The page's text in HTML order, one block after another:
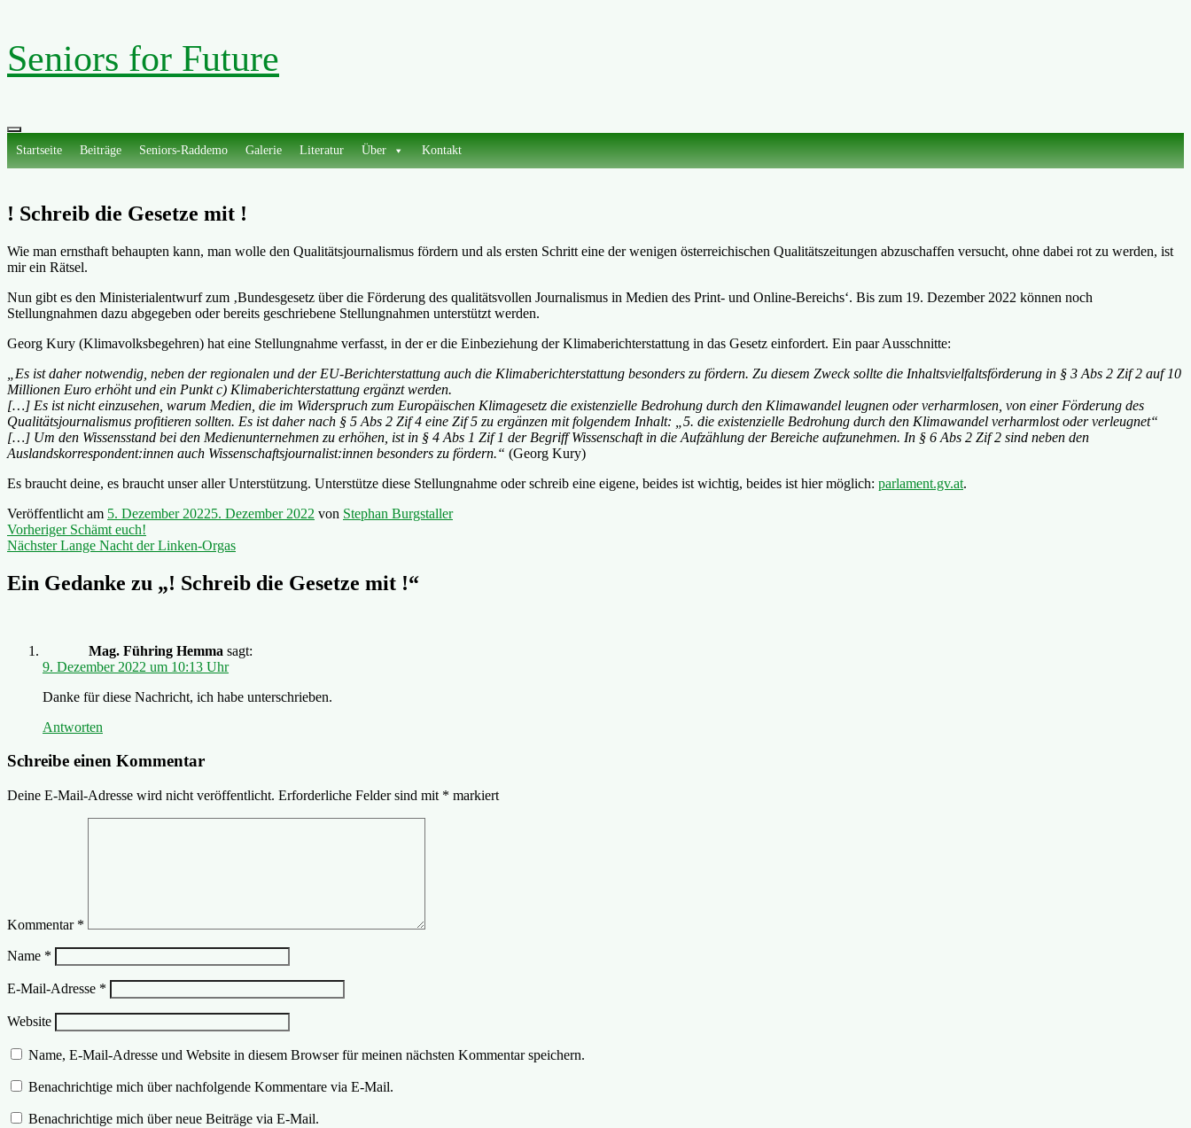
Zum
Inhalt
springen
Seniors for Future
Primäres
Menü
Startseite Beiträge Seniors-Raddemo Galerie Literatur Über Kontakt
! Schreib die Gesetze mit !
Wie man ernsthaft behaupten kann, man wolle den Qualitätsjournalismus fördern und als ersten Schritt eine der wenigen österreichischen Qualitätszeitungen abzuschaffen versucht, ohne dabei rot zu werden, ist
mir ein Rätsel.
Nun gibt es den Ministerialentwurf zum ‚Bundesgesetz über die Förderung des qualitätsvollen Journalismus in Medien des Print- und Online-Bereichs‘. Bis zum 19. Dezember 2022 können noch
Stellungnahmen dazu abgegeben oder bereits geschriebene Stellungnahmen unterstützt werden.
Georg Kury (Klimavolksbegehren) hat eine Stellungnahme verfasst, in der er die Einbeziehung der Klimaberichterstattung in das Gesetz einfordert. Ein paar Ausschnitte:
„Es ist daher notwendig, neben der regionalen und der EU-Berichterstattung auch die Klimaberichterstattung besonders zu fördern. Zu diesem Zweck sollte die Inhaltsvielfaltsförderung in § 3 Abs 2 Zif 2 auf 10
Millionen Euro erhöht und ein Punkt c) Klimaberichterstattung ergänzt werden.
[…] Es ist nicht einzusehen, warum Medien, die im Widerspruch zum Europäischen Klimagesetz die existenzielle Bedrohung durch den Klimawandel leugnen oder verharmlosen, von einer Förderung des
Qualitätsjournalismus profitieren sollten. Es ist daher nach § 5 Abs 2 Zif 4 eine Zif 5 zu ergänzen mit folgendem Inhalt: „5. die existenzielle Bedrohung durch den Klimawandel verharmlost oder verleugnet“
[…] Um den Wissensstand bei den Medienunternehmen zu erhöhen, ist in § 4 Abs 1 Zif 1 der Begriff Wissenschaft in die Aufzählung der Bereiche aufzunehmen. In § 6 Abs 2 Zif 2 sind neben den
Auslandskorrespondent:innen auch Wissenschaftsjournalist:innen besonders zu fördern.“ (Georg Kury)
Es braucht deine, es braucht unser aller Unterstützung. Unterstütze diese Stellungnahme oder schreib eine eigene, beides ist wichtig, beides ist hier möglich: parlament.gv.at.
Veröffentlicht am 5. Dezember 20225. Dezember 2022 von Stephan Burgstaller
Beitragsnavigation
Vorheriger Vorheriger
Beitrag:
Schämt euch!
Nächster Nächster
Lange Nacht der Linken-Orgas
Ein Gedanke zu „! Schreib die Gesetze mit !“
Mag. Führing Hemma sagt:
9. Dezember 2022 um 10:13 Uhr
Danke für diese Nachricht, ich habe unterschrieben.
Antworten
Schreibe einen Kommentar
Deine E-Mail-Adresse wird nicht veröffentlicht. Erforderliche Felder sind mit * markiert
Kommentar *
Name *
E-Mail-Adresse *
Website
Name, E-Mail-Adresse und Website in diesem Browser für meinen nächsten Kommentar speichern.
Benachrichtige mich über nachfolgende Kommentare via E-Mail.
Benachrichtige mich über neue Beiträge via E-Mail.